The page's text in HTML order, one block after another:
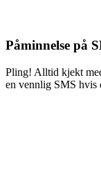
Påminnelse på
Pling! Alltid kjekt
en vennlig SMS hvis